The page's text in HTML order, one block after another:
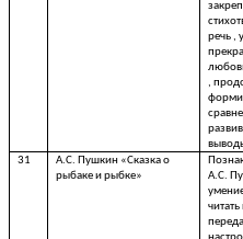
речь ,
,
31
А.С. Пушкин «Сказка о
рыбаке и рыбке»
А.С.